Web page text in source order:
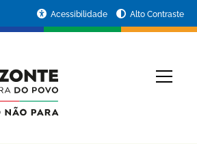
Acessibilidade Alto Contraste